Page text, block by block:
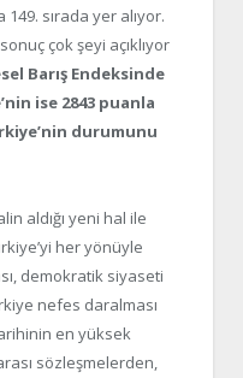
149. sırada yer alıyor.
çok şeyi açıklıyor
Barış Endeksinde
ise 2843 puanla
durumunu
aldığı yeni hal ile
her yönüyle
demokratik siyaseti
nefes daralması
en yüksek
sözleşmelerden,